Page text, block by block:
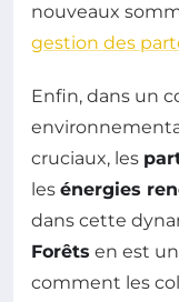
nouveaux
gestion des
Enfin, dans un
cruciaux, les
les énergies
dans cette
Forêts en est
comment les